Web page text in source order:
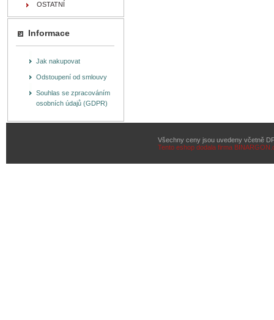
OSTATNÍ
Informace
Jak nakupovat
Odstoupení od smlouvy
Souhlas se zpracováním
osobních údajů (GDPR)
Všechny ceny jsou uvedeny včetně
Tento eshop dodala firma